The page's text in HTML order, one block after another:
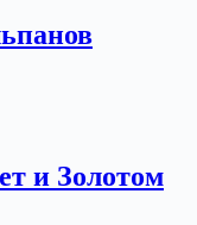
и Золотом